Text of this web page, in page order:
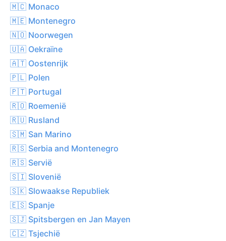
🇲🇨 Monaco
🇲🇪 Montenegro
🇳🇴 Noorwegen
🇺🇦 Oekraïne
🇦🇹 Oostenrijk
🇵🇱 Polen
🇵🇹 Portugal
🇷🇴 Roemenië
🇷🇺 Rusland
🇸🇲 San Marino
🇷🇸 Serbia and Montenegro
🇷🇸 Servië
🇸🇮 Slovenië
🇸🇰 Slowaakse Republiek
🇪🇸 Spanje
🇸🇯 Spitsbergen en Jan Mayen
🇨🇿 Tsjechië